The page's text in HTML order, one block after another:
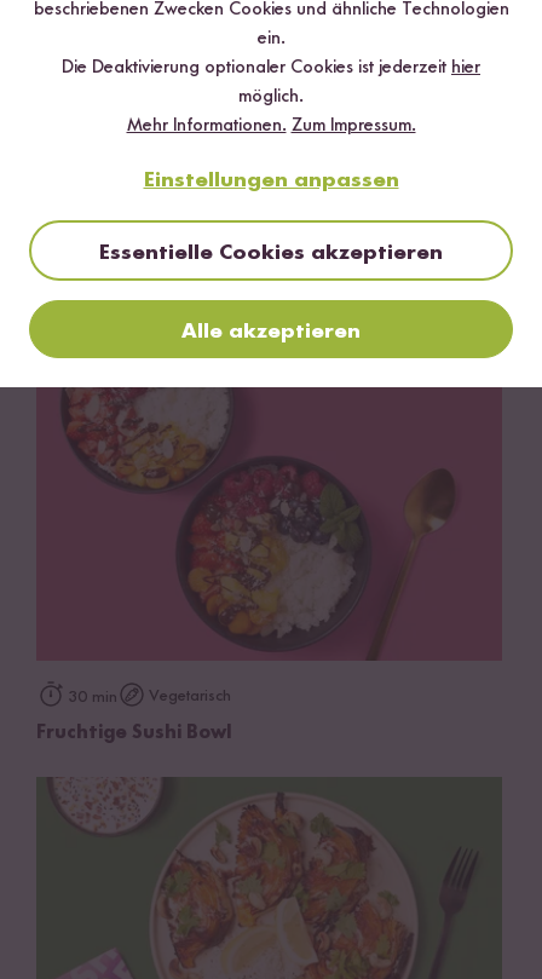
Himbeereis mit Kokosmilch
30 min Vegetarisch
Fruchtige Sushi Bowl
beschriebenen Zwecken Cookies und ähnliche Technologien
ein.
Die Deaktivierung optionaler Cookies ist jederzeit hier
möglich.
Mehr Informationen. Zum Impressum.
Einstellungen anpassen
Essentielle Cookies akzeptieren
Alle akzeptieren